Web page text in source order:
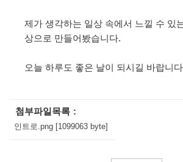
제가 생각하는 일상 속에서 느낄 수 있
상으로 만들어봤습니다.
오늘 하루도 좋은 날이 되시길 바랍니
첨부파일목록
인트로.png [1099063 byte]